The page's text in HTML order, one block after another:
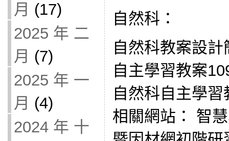
月 (17)
2025 年 二
月 (7)
2025 年 一
月 (4)
2024 年 十
自然科：
自然科教案設
自主學習教案
自然科自主學
相關網站： 智